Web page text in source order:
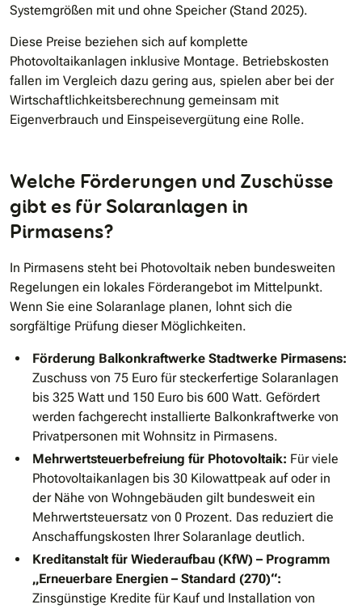
Systemgrößen mit und ohne Speicher (Stand 2025).
Diese Preise beziehen sich auf komplette
Photovoltaikanlagen inklusive Montage. Betriebskosten
fallen im Vergleich dazu gering aus, spielen aber bei der
Wirtschaftlichkeitsberechnung gemeinsam mit
Eigenverbrauch und Einspeisevergütung eine Rolle.
Welche Förderungen und Zuschüsse
gibt es für Solaranlagen in
Pirmasens?
In Pirmasens steht bei Photovoltaik neben bundesweiten
Regelungen ein lokales Förderangebot im Mittelpunkt.
Wenn Sie eine Solaranlage planen, lohnt sich die
sorgfältige Prüfung dieser Möglichkeiten.
Förderung Balkonkraftwerke Stadtwerke Pirmasens:
Zuschuss von 75 Euro für steckerfertige Solaranlagen
bis 325 Watt und 150 Euro bis 600 Watt. Gefördert
werden fachgerecht installierte Balkonkraftwerke von
Privatpersonen mit Wohnsitz in Pirmasens.
Mehrwertsteuerbefreiung für Photovoltaik: Für viele
Photovoltaikanlagen bis 30 Kilowattpeak auf oder in
der Nähe von Wohngebäuden gilt bundesweit ein
Mehrwertsteuersatz von 0 Prozent. Das reduziert die
Anschaffungskosten Ihrer Solaranlage deutlich.
Kreditanstalt für Wiederaufbau (KfW) – Programm
„Erneuerbare Energien – Standard (270)“:
Zinsgünstige Kredite für Kauf und Installation von